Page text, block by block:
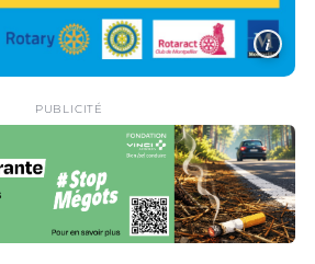
i
PUBLICITÉ